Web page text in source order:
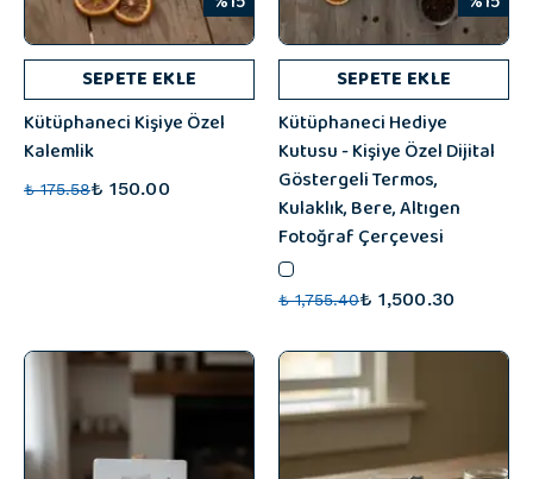
SEPETE EKLE
Kütüphaneci Kişiye Özel
Kalemlik
₺ 175.58₺ 150.00
SEPETE EKLE
Kütüphaneci Hediye
Kutusu - Kişiye Özel Dijital
Göstergeli Termos,
Kulaklık, Bere, Altıgen
Fotoğraf Çerçevesi
₺ 1,755.40₺ 1,500.30